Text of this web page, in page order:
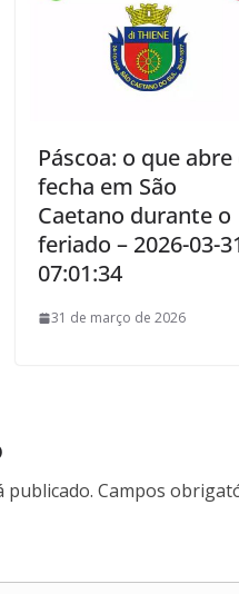
Páscoa: o que abre
fecha em São
Caetano durante o
feriado – 2026-03-
07:01:34
31 de março de 2026
publicado. Campos